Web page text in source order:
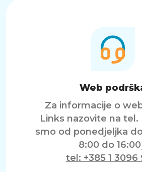
Web
Za informacije o
Links nazovite na
smo od ponedjeljka
8:00 do
tel: +385 1 3096